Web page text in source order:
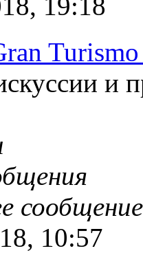
и
сообщение
10:57